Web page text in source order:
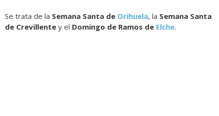
Se trata de la Semana Santa de Orihuela, la Semana Santa
de Crevillente y el Domingo de Ramos de Elche.